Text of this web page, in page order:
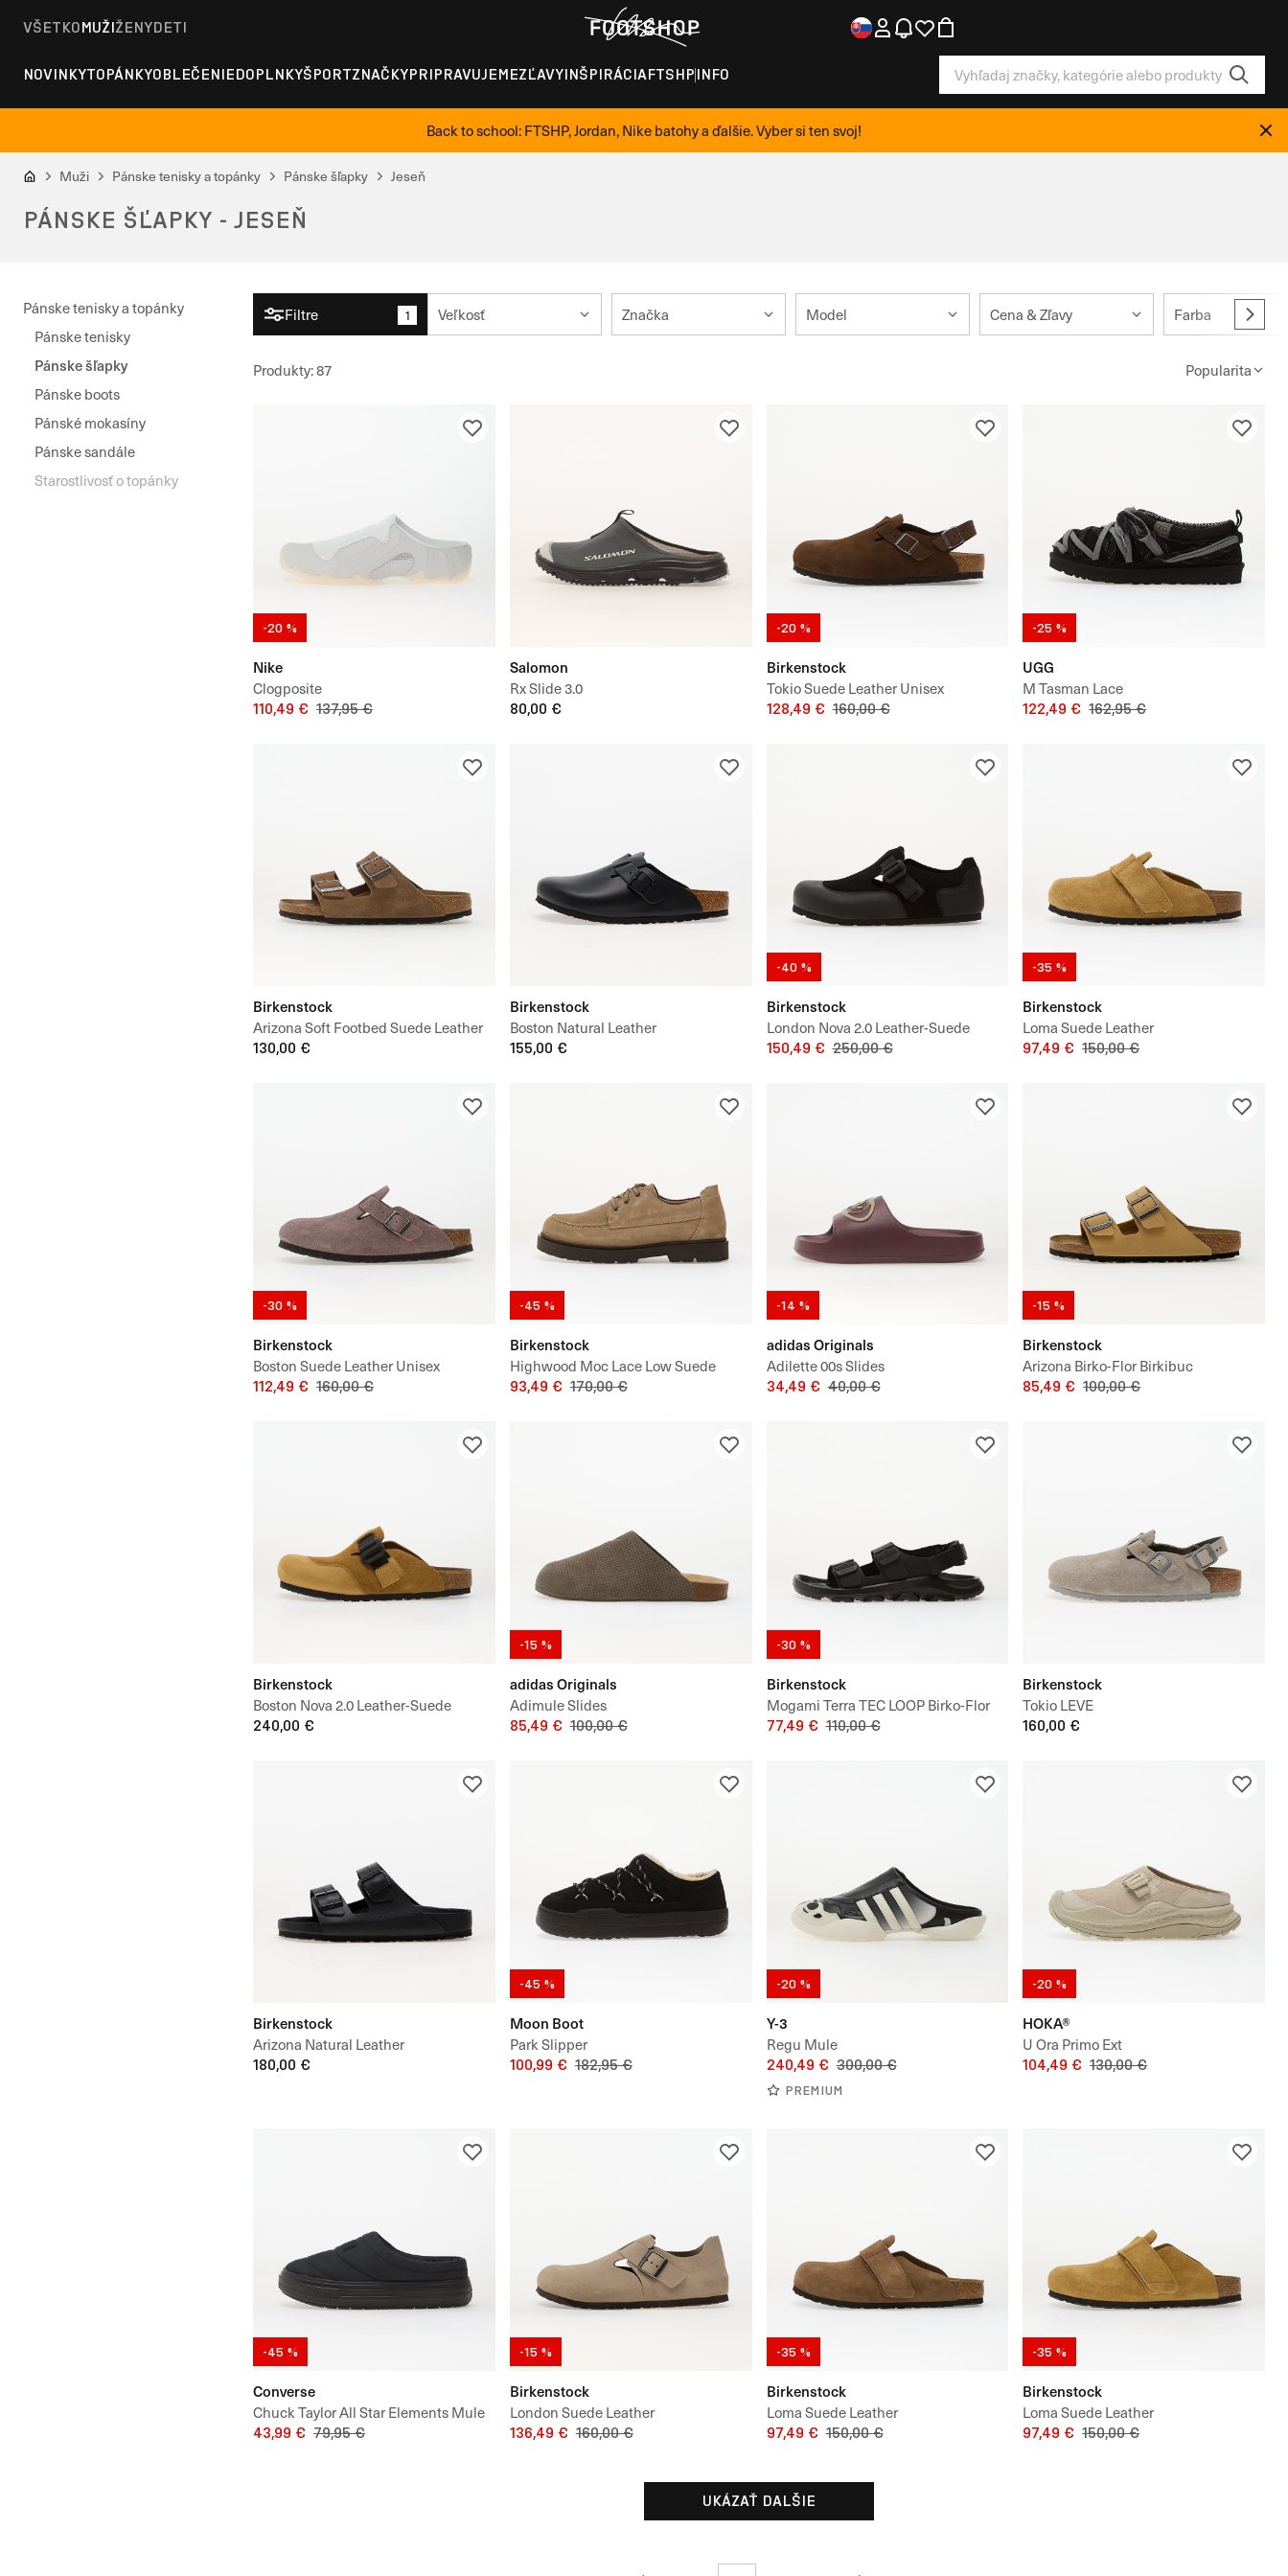
VŠETKOMUŽIŽENYDETI
NOVINKYTOPÁNKYOBLEČENIEDOPLNKYŠPORTZNAČKYPRIPRAVUJEMEZĽAVYINŠPIRÁCIAFTSHP INFO
Back to school: FTSHP, Jordan, Nike batohy a ďalšie. Vyber si ten svoj!
Muži Pánske tenisky a topánky Pánske šľapky Jeseň
PÁNSKE ŠĽAPKY - JESEŇ
Pánske tenisky a topánky
Pánske tenisky
Pánske šľapky
Pánske boots
Pánské mokasíny
Pánske sandále
Starostlivosť o topánky
Filtre 1 Veľkosť Značka Model Cena & Zľavy Farba
Produkty:87 Popularita
-20 %
Nike
Clogposite
110,49 € 137,95 €
Salomon
Rx Slide 3.0
80,00 €
-20 %
Birkenstock
Tokio Suede Leather Unisex
128,49 € 160,00 €
-25 %
UGG
M Tasman Lace
122,49 € 162,95 €
Birkenstock
Arizona Soft Footbed Suede Leather
Unisex
130,00 €
Birkenstock
Boston Natural Leather
155,00 €
-40 %
Birkenstock
London Nova 2.0 Leather-Suede
Unisex
150,49 € 250,00 €
-35 %
Birkenstock
Loma Suede Leather
97,49 € 150,00 €
-30 %
Birkenstock
Boston Suede Leather Unisex
112,49 € 160,00 €
-45 %
Birkenstock
Highwood Moc Lace Low Suede
Leather
93,49 € 170,00 €
-14 %
adidas Originals
Adilette 00s Slides
34,49 € 40,00 €
-15 %
Birkenstock
Arizona Birko-Flor Birkibuc
85,49 € 100,00 €
Birkenstock
Boston Nova 2.0 Leather-Suede
Unisex
240,00 €
-15 %
adidas Originals
Adimule Slides
85,49 € 100,00 €
-30 %
Birkenstock
Mogami Terra TEC LOOP Birko-Flor
Unisex
77,49 € 110,00 €
Birkenstock
Tokio LEVE
160,00 €
Birkenstock
Arizona Natural Leather
180,00 €
-45 %
Moon Boot
Park Slipper
100,99 € 182,95 €
-20 %
Y-3
Regu Mule
240,49 € 300,00 €
PREMIUM
-20 %
HOKA®
U Ora Primo Ext
104,49 € 130,00 €
-45 %
Converse
Chuck Taylor All Star Elements Mule
43,99 € 79,95 €
-15 %
Birkenstock
London Suede Leather
136,49 € 160,00 €
-35 %
Birkenstock
Loma Suede Leather
97,49 € 150,00 €
-35 %
Birkenstock
Loma Suede Leather
97,49 € 150,00 €
UKÁZAŤ DALŠIE